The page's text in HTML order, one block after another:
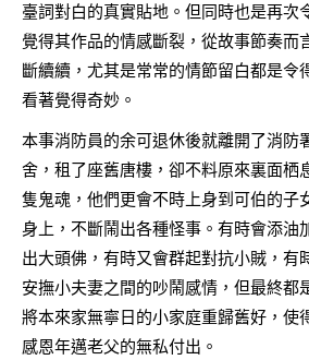
臺詞對白的真實貼地。但同時也是再次
覺得其作品的情感斷裂，從故事節奏而
斷續續，尤其是常常的情節留白都是令
看著覺得奇妙。
本事消防員的余可退休後就離開了消防
舍，租了座舊唐樓，卻不料原來裏面栖
隻鬼魂，他們更會不時上身到可伯的子
身上，不斷鬧出各種怪事。有時會添油
出大頭佛，有時又會群起對抗小賊，有
安撫小夫妻之間的吵鬧感情，但最終都
將本來家無寧日的小家庭重歸舊好，使
感恩年邁老父的無私付出。